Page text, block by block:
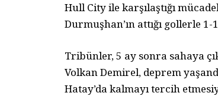
Hull City ile karşılaştığı
Durmuşhan’ın attığı gollerle
Tribünler, 5 ay sonra sahaya
Volkan Demirel, deprem
Hatay’da kalmayı tercih